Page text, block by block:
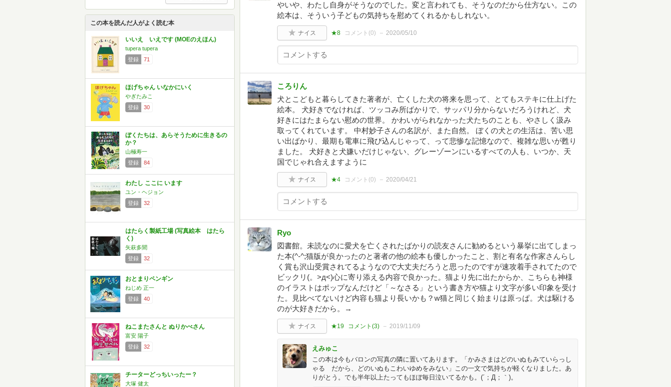
この本を読んだ人がよく読む本
いいえ いえです (MOEのえほん)
tupera tupera
登録
71
ほげちゃん いなかにいく
やぎたみこ
登録
30
ぼくたちは、あらそうために生きるの
か？
山極寿一
登録
84
わたし ここに います
ユン・ヘジョン
登録
32
はたらく製紙工場 (写真絵本 はたら
く)
矢萩多聞
登録
32
おとまりペンギン
ねじめ 正一
登録
40
ねこまたさんと ぬりかべさん
富安 陽子
登録
32
チーターどっちいったー？
大塚 健太
やいや、わたし自身がそうなのでした。変と言われても、そうなのだから仕方ない。この
絵本は、そういう子どもの気持ちを慰めてくれるかもしれない。
ナイス ★8 コメント(0) 2020/05/10
ころりん
犬とこどもと暮らしてきた著者が、亡くした犬の将来を思って、とてもステキに仕上げた
絵本。 犬好きでなければ、ツッコみ所ばかりで、サッパリ分からないだろうけれど、犬
好きにはたまらない慰めの世界。 かわいがられなかった犬たちのことも、やさしく汲み
取ってくれています。 中村妙子さんの名訳が、また自然。 ぼくの犬との生活は、苦い思
い出ばかり、最期も電車に飛び込んじゃって、って悲惨な記憶なので、複雑な思いが甦り
ました。 犬好きと犬嫌いだけじゃない、グレーゾーンにいるすべての人も、いつか、天
国でじゃれ合えますように
ナイス ★4 コメント(0) 2020/04/21
Ryo
図書館。未読なのに愛犬を亡くされたばかりの読友さんに勧めるという暴挙に出てしまっ
た本(^-^;猫版が良かったのと著者の他の絵本も優しかったこと、割と有名な作家さんらし
く賞も沢山受賞されてるようなので大丈夫だろうと思ったのですが速攻着手されてたので
ビックリ(。>д<)心に寄り添える内容で良かった。猫より先に出たからか、こちらも神様
のイラストはポップなんだけど「～なさる」という書き方や猫より文字が多い印象を受け
た。見比べてないけど内容も猫より長いかも？w猫と同じく始まりは原っぱ。犬は駆ける
のが大好きだから。→
ナイス ★19 コメント(3) 2019/11/09
えみゅこ
この本は今もバロンの写真の隣に置いてあります。「かみさまはどのいぬもみていらっし
ゃる だから、どのいぬもこわいゆめをみない」この一文で気持ちが軽くなりました。あ
りがとう。でも半年以上たってもほぼ毎日泣いてるかも。(´；Д；｀)。